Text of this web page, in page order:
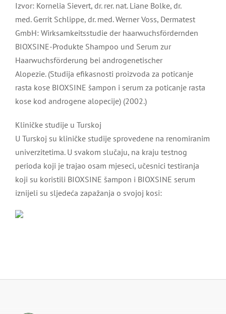
Izvor: Kornelia Sievert, dr. rer. nat. Liane Bolke, dr.
med. Gerrit Schlippe, dr. med. Werner Voss, Dermatest
GmbH: Wirksamkeitsstudie der haarwuchsfördernden
BIOXSINE-Produkte Shampoo und Serum zur
Haarwuchsförderung bei androgenetischer
Alopezie. (Studija efikasnosti proizvoda za poticanje
rasta kose BIOXSINE šampon i serum za poticanje rasta
kose kod androgene alopecije) (2002.)
Kliničke studije u Turskoj
U Turskoj su kliničke studije sprovedene na renomiranim
univerzitetima. U svakom slučaju, na kraju testnog
perioda koji je trajao osam mjeseci, učesnici testiranja
koji su koristili BIOXSINE šampon i BIOXSINE serum
iznijeli su sljedeća zapažanja o svojoj kosi: